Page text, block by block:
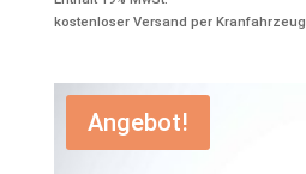
war:
ist:
kostenloser Versand per Kranfahrzeug
Angebot!